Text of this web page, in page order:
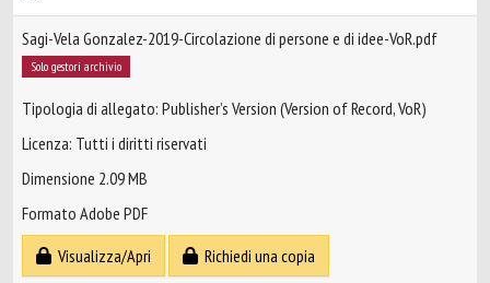
Sagi-Vela Gonzalez-2019-Circolazione di persone e di idee-VoR.pdf
Solo gestori archivio
Tipologia di allegato: Publisher’s Version (Version of Record, VoR)
Licenza: Tutti i diritti riservati
Dimensione 2.09 MB
Formato Adobe PDF
Visualizza/Apri
Richiedi una copia